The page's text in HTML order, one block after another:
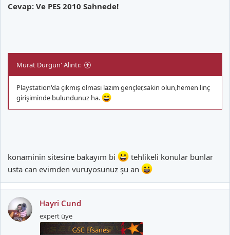
Cevap: Ve PES 2010 Sahnede!
Murat Durgun' Alıntı:
Playstation'da çıkmış olması lazım gençler,sakin olun,hemen linç
girişiminde bulundunuz ha.
konaminin sitesine bakayım bi
tehlikeli konular bunlar
usta can evimden vuruyosunuz şu an
Hayri Cund
expert üye